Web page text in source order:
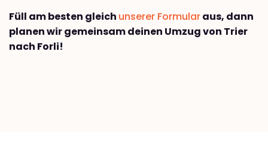
Füll am besten gleich unserer Formularaus, dann
planen wir gemeinsam deinen Umzug von Trier
nach Forli!